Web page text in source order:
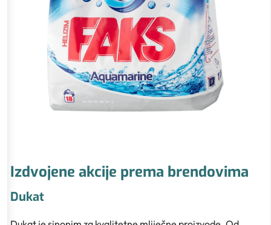
Izdvojene akcije prema brendovima
Dukat